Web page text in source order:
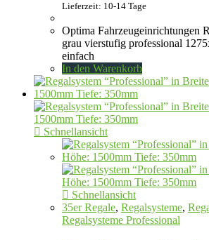
Lieferzeit: 10-14 Tage
Optima Fahrzeugeinrichtungen
grau vierstufig professional
einfach
In den Warenkorb
Schnellansicht
Schnellansicht
35er Regale, Regalsysteme,
Regalsysteme Professional